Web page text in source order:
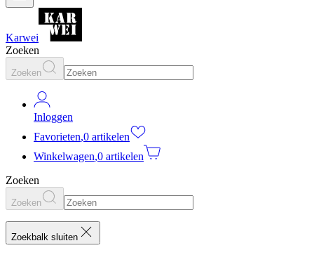
Karwei
Zoeken
Zoeken
Inloggen
Favorieten,0 artikelen
Winkelwagen,0 artikelen
Zoeken
Zoeken
Zoekbalk sluiten